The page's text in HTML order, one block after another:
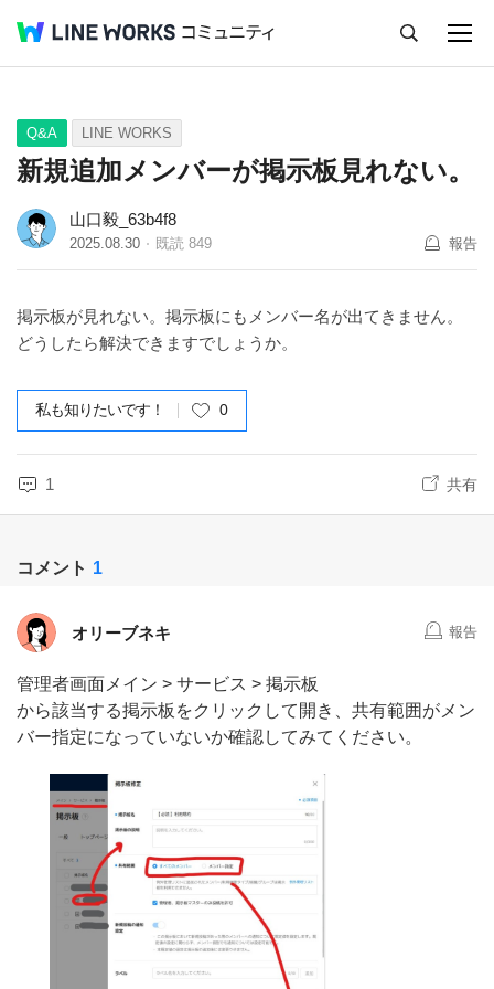
Q&A Tips Ideas
Q&A LINE WORKS
新規追加メンバーが掲示板見れない。
山口毅_63b4f8
2025.08.30 既読 849 報告
掲示板が見れない。掲示板にもメンバー名が出てきません。
どうしたら解決できますでしょうか。
私も知りたいです！ 0
1 共有
コメント 1
オリーブネキ 報告
管理者画面メイン > サービス > 掲示板
から該当する掲示板をクリックして開き、共有範囲がメン
バー指定になっていないか確認してみてください。